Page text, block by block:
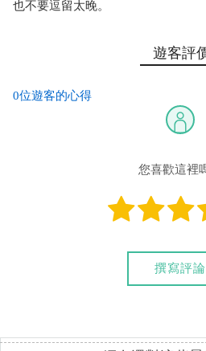
也不要逗留太晚。
遊客評
0位遊客的心得
您喜歡這裡
撰寫評論